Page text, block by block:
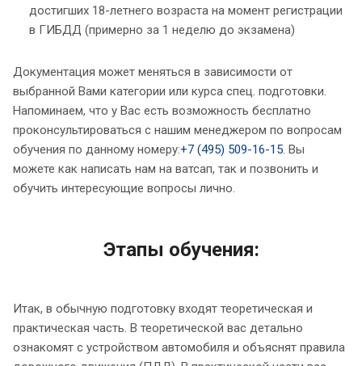
достигших 18-летнего возраста на момент регистрации
в ГИБДД (примерно за 1 неделю до экзамена)
Документация может меняться в зависимости от
выбранной Вами категории или курса спец. подготовки.
Напоминаем, что у Вас есть возможность бесплатно
проконсультироваться с нашим менеджером по вопросам
обучения по данному номеру:+7 (495) 509-16-15. Вы
можете как написать нам на ватсап, так и позвонить и
обучить интересующие вопросы лично.
Этапы обучения:
Итак, в обычную подготовку входят теоретическая и
практическая часть. В теоретической вас детально
ознакомят с устройством автомобиля и объяснят правила